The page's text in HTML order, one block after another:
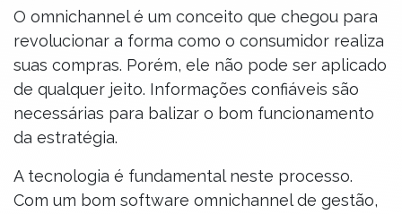
O omnichannel é um conceito que chegou para
revolucionar a forma como o consumidor realiza
suas compras. Porém, ele não pode ser aplicado
de qualquer jeito. Informações confiáveis são
necessárias para balizar o bom funcionamento
da estratégia.
A tecnologia é fundamental neste processo.
Com um bom software omnichannel de gestão,